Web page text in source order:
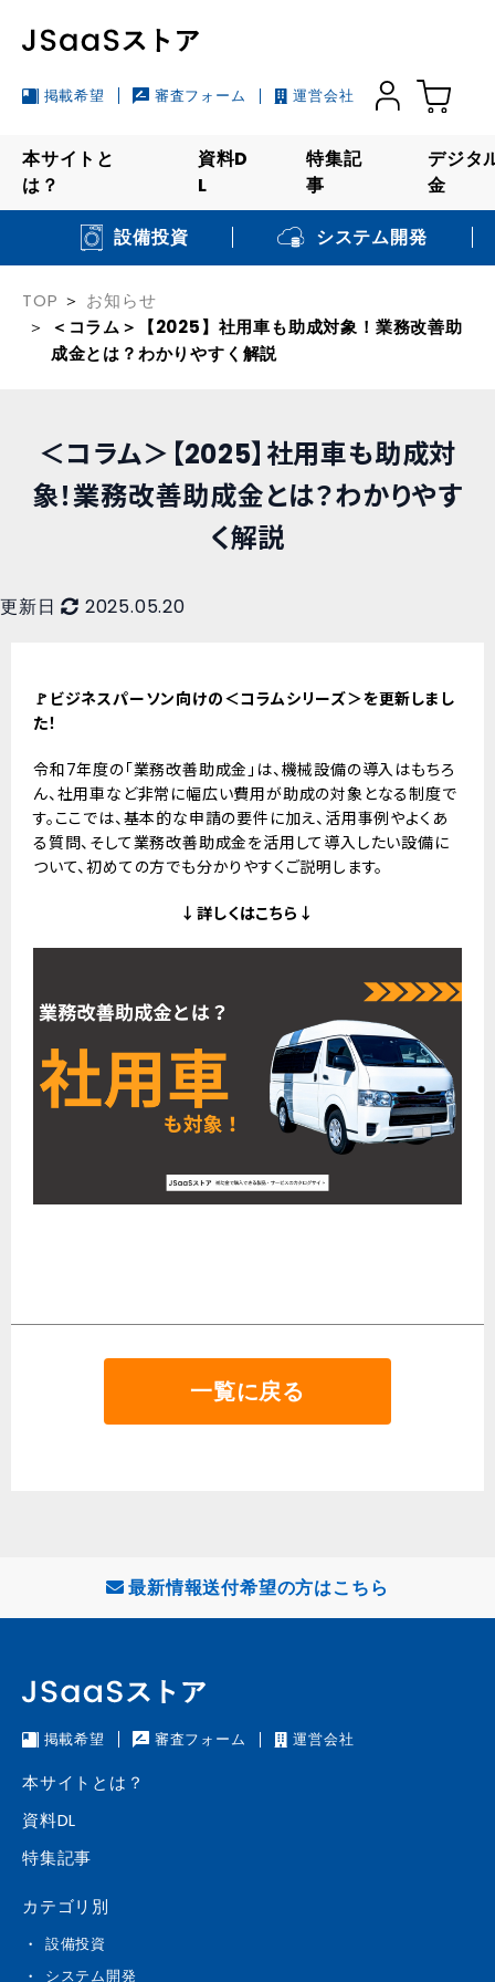
掲載希望 審査フォーム 運営会社
本サイトと
は？
資料D
L
特集記
事
デジタ
金
設備投資 システム開発
TOP
お知らせ
＜コラム＞【2025】社用車も助成対象！業務改善助
成金とは？わかりやすく解説
＜コラム＞【2025】社用車も助成対
象！業務改善助成金とは？わかりやす
く解説
更新日 2025.05.20
🚩ビジネスパーソン向けの＜コラムシリーズ＞を更新しまし
た！
令和7年度の「業務改善助成金」は、機械設備の導入はもちろ
ん、社用車など非常に幅広い費用が助成の対象となる制度で
す。ここでは、基本的な申請の要件に加え、活用事例やよくあ
る質問、そして業務改善助成金を活用して導入したい設備に
ついて、初めての方でも分かりやすくご説明します。
↓詳しくはこちら↓
一覧に戻る
最新情報送付希望の方はこちら
掲載希望 審査フォーム 運営会社
本サイトとは？
資料DL
特集記事
カテゴリ別
設備投資
システム開発